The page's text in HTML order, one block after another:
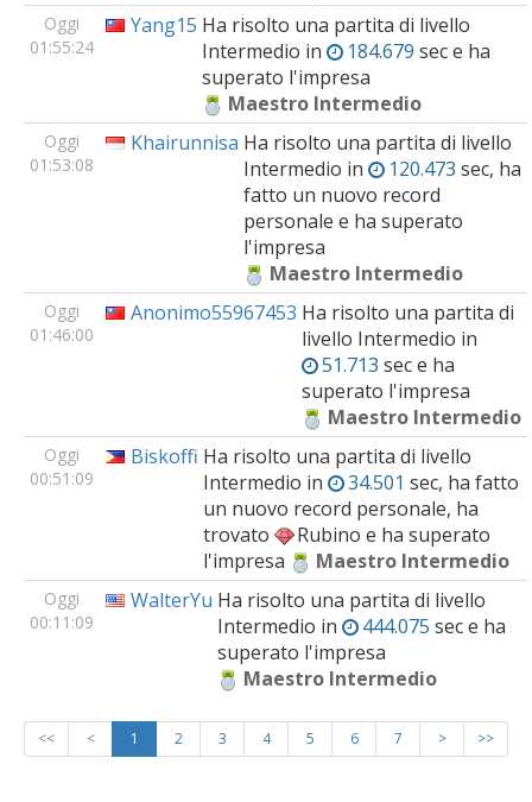
Oggi
01:55:24
Yang15 Ha risolto una partita di livello
Intermedio in 184.679 sec e ha
superato l'impresa
Maestro Intermedio
Oggi
01:53:08
Khairunnisa Ha risolto una partita di livello
Intermedio in 120.473 sec, ha
fatto un nuovo record
personale e ha superato
l'impresa
Maestro Intermedio
Oggi
01:46:00
Anonimo55967453 Ha risolto una partita di
livello Intermedio in
51.713 sec e ha
superato l'impresa
Maestro Intermedio
Oggi
00:51:09
Biskoffi Ha risolto una partita di livello
Intermedio in 34.501 sec, ha fatto
un nuovo record personale, ha
trovato
Rubino e ha superato
l'impresa
Maestro Intermedio
Oggi
00:11:09
WalterYu Ha risolto una partita di livello
Intermedio in 444.075 sec e ha
superato l'impresa
Maestro Intermedio
<< < 1 2 3 4 5 6 7 > >>